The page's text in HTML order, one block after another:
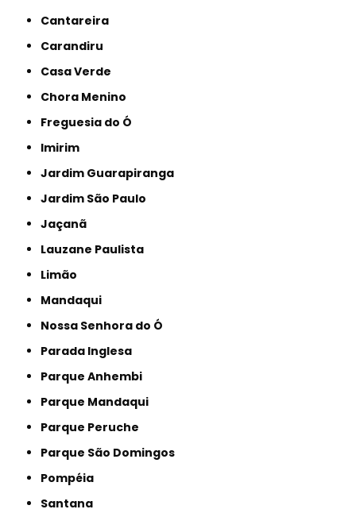
Cantareira
Carandiru
Casa Verde
Chora Menino
Freguesia do Ó
Imirim
Jardim Guarapiranga
Jardim São Paulo
Jaçanã
Lauzane Paulista
Limão
Mandaqui
Nossa Senhora do Ó
Parada Inglesa
Parque Anhembi
Parque Mandaqui
Parque Peruche
Parque São Domingos
Pompéia
Santana